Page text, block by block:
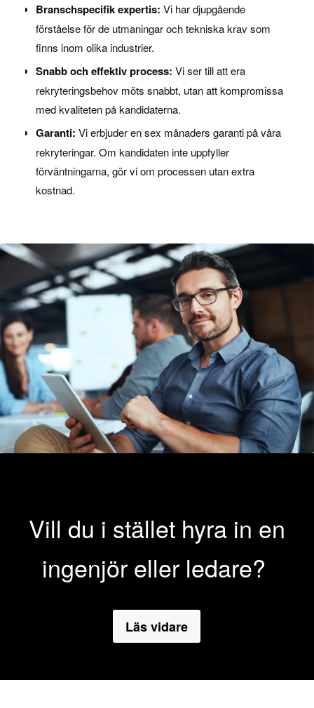
Branschspecifik expertis: Vi har djupgående
förståelse för de utmaningar och tekniska krav som
finns inom olika industrier.
Snabb och effektiv process: Vi ser till att era
rekryteringsbehov möts snabbt, utan att kompromissa
med kvaliteten på kandidaterna.
Garanti: Vi erbjuder en sex månaders garanti på våra
rekryteringar. Om kandidaten inte uppfyller
förväntningarna, gör vi om processen utan extra
kostnad.
Vill du i stället hyra in en
ingenjör eller ledare?
Läs vidare